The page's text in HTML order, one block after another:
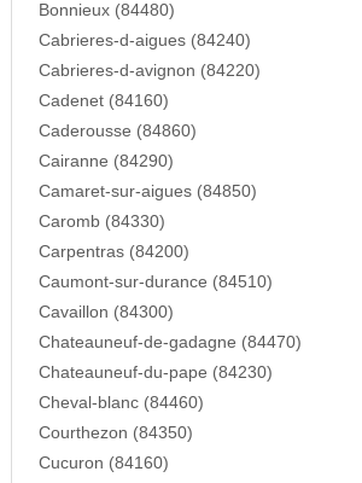
Bonnieux (84480)
Cabrieres-d-aigues (84240)
Cabrieres-d-avignon (84220)
Cadenet (84160)
Caderousse (84860)
Cairanne (84290)
Camaret-sur-aigues (84850)
Caromb (84330)
Carpentras (84200)
Caumont-sur-durance (84510)
Cavaillon (84300)
Chateauneuf-de-gadagne (84470)
Chateauneuf-du-pape (84230)
Cheval-blanc (84460)
Courthezon (84350)
Cucuron (84160)